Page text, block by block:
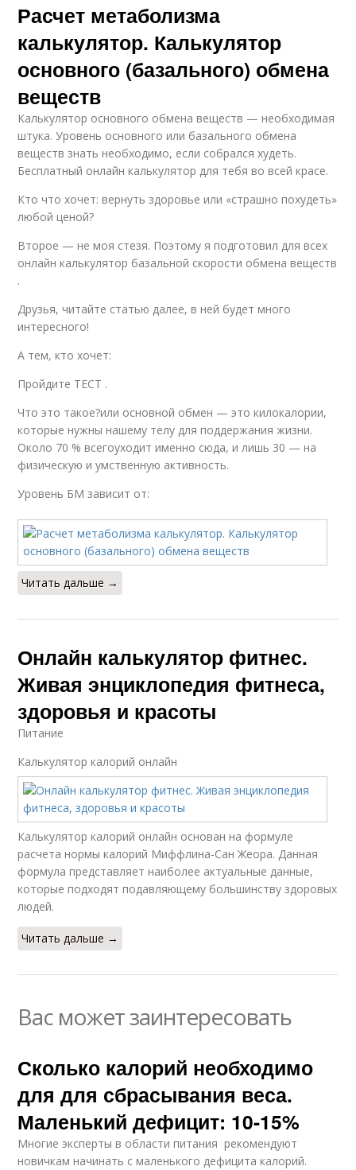
Расчет метаболизма
калькулятор. Калькулятор
основного (базального) обмена
веществ
Калькулятор основного обмена веществ — необходимая
штука. Уровень основного или базального обмена
веществ знать необходимо, если собрался худеть.
Бесплатный онлайн калькулятор для тебя во всей красе.
Кто что хочет: вернуть здоровье или «страшно похудеть»
любой ценой?
Второе — не моя стезя. Поэтому я подготовил для всех
онлайн калькулятор базальной скорости обмена веществ
.
Друзья, читайте статью далее, в ней будет много
интересного!
А тем, кто хочет:
Пройдите ТЕСТ .
Что это такое?или основной обмен — это килокалории,
которые нужны нашему телу для поддержания жизни.
Около 70 % всегоуходит именно сюда, и лишь 30 — на
физическую и умственную активность.
Уровень БМ зависит от:
Читать дальше →
Онлайн калькулятор фитнес.
Живая энциклопедия фитнеса,
здоровья и красоты
Питание
Калькулятор калорий онлайн
Калькулятор калорий онлайн основан на формуле
расчета нормы калорий Миффлина-Сан Жеора. Данная
формула представляет наиболее актуальные данные,
которые подходят подавляющему большинству здоровых
людей.
Читать дальше →
Вас может заинтересовать
Сколько калорий необходимо
для для сбрасывания веса.
Маленький дефицит: 10-15%
Многие эксперты в области питания рекомендуют
новичкам начинать с маленького дефицита калорий.